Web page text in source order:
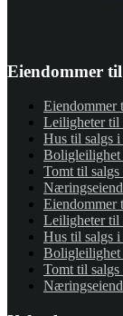
Eiendommer til
Eiendommer
Leiligheter til
Hus til salgs i
Boligleilighet
Tomt til salgs
Eiendommer
Leiligheter til
Hus til salgs
Tomt til